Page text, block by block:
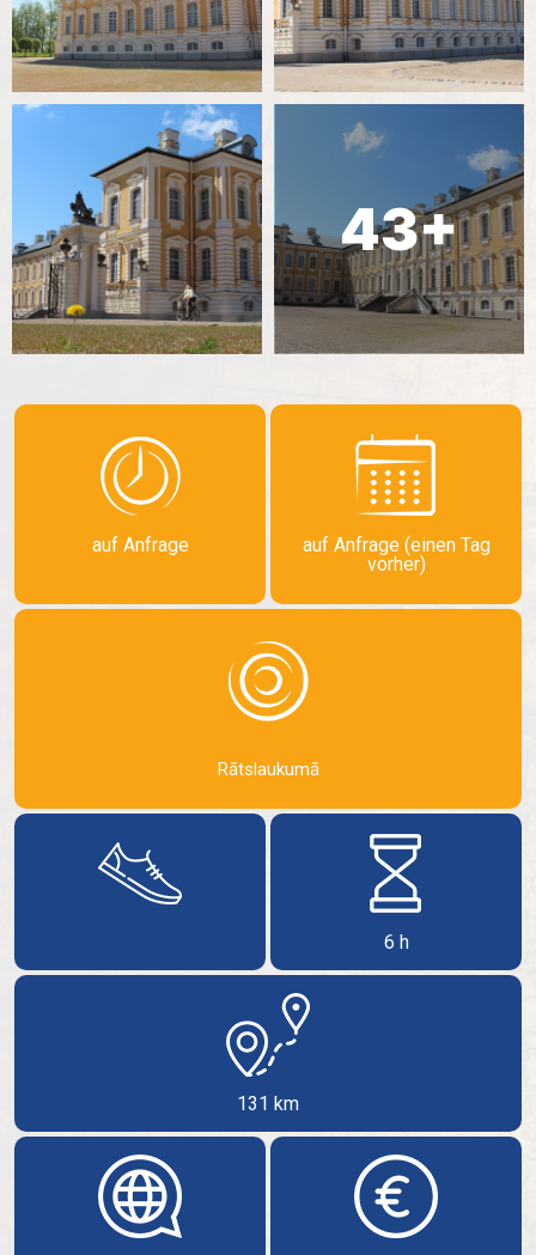
auf Anfrage
auf Anfrage (einen Tag
vorher)
Rātslaukumā
6 h
131 km